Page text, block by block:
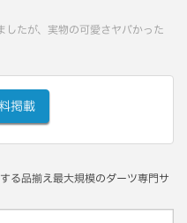
たが、実物の可愛さヤバかった
掲載
る品揃え最大規模のダーツ専門サ